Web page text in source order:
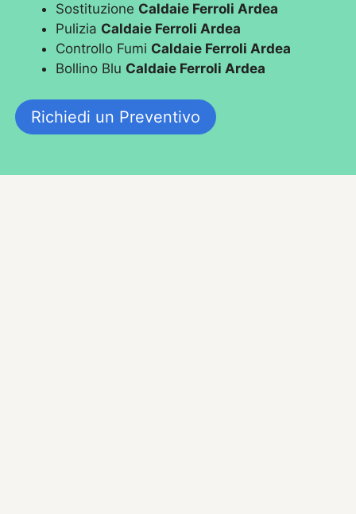
Sostituzione Caldaie Ferroli Ardea
Pulizia Caldaie Ferroli Ardea
Controllo Fumi Caldaie Ferroli Ardea
Bollino Blu Caldaie Ferroli Ardea
Richiedi un Preventivo